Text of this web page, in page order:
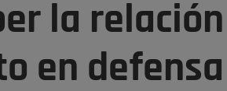
la relación
en